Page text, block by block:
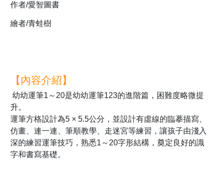
作者/愛智圖書
繪者/青蛙樹
【內容介紹】
幼幼運筆1～20是幼幼運筆123的進階篇，困難度略微提
升。
運筆方格設計為5 × 5.5公分，並設計有虛線的臨摹描寫、
仿畫、連一連、筆順教學、走迷宮等練習，讓孩子由淺入
深的練習運筆技巧，熟悉1～20字形結構，奠定良好的識
字和書寫基礎。